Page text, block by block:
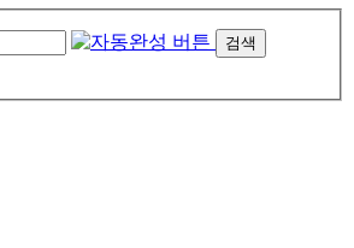
검색